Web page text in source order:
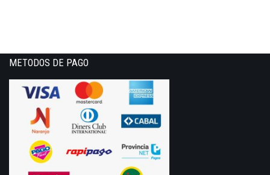
METODOS DE PAGO